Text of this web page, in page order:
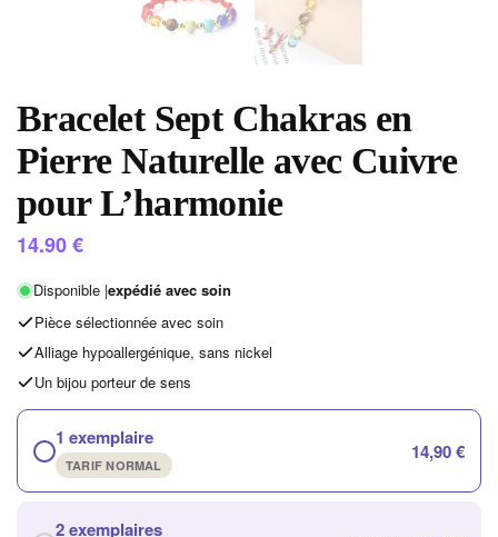
Bracelet Sept Chakras en
Pierre Naturelle avec Cuivre
pour L’harmonie
14.90€
Disponible |expédié avec soin
Pièce sélectionnée avec soin
Alliage hypoallergénique, sans nickel
Un bijou porteur de sens
1 exemplaire
TARIF NORMAL
14,90 €
2 exemplaires